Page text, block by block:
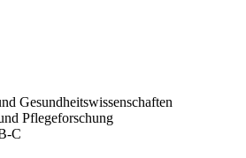
Gesundheitswissenschaften
Pflegeforschung
C